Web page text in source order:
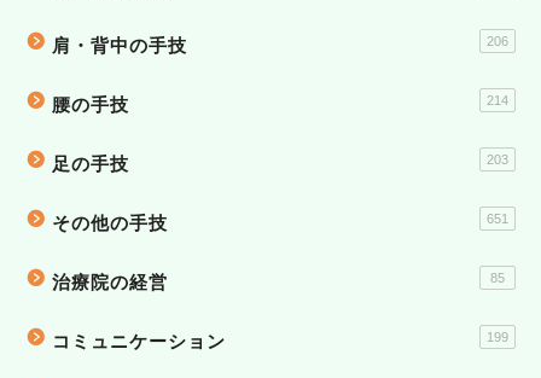
肩・背中の手技 206
腰の手技 214
足の手技 203
その他の手技 651
治療院の経営 85
コミュニケーション 199